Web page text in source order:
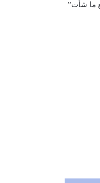
ما شأت”